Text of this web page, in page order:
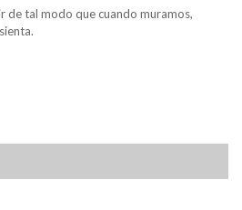
de tal modo que cuando muramos,